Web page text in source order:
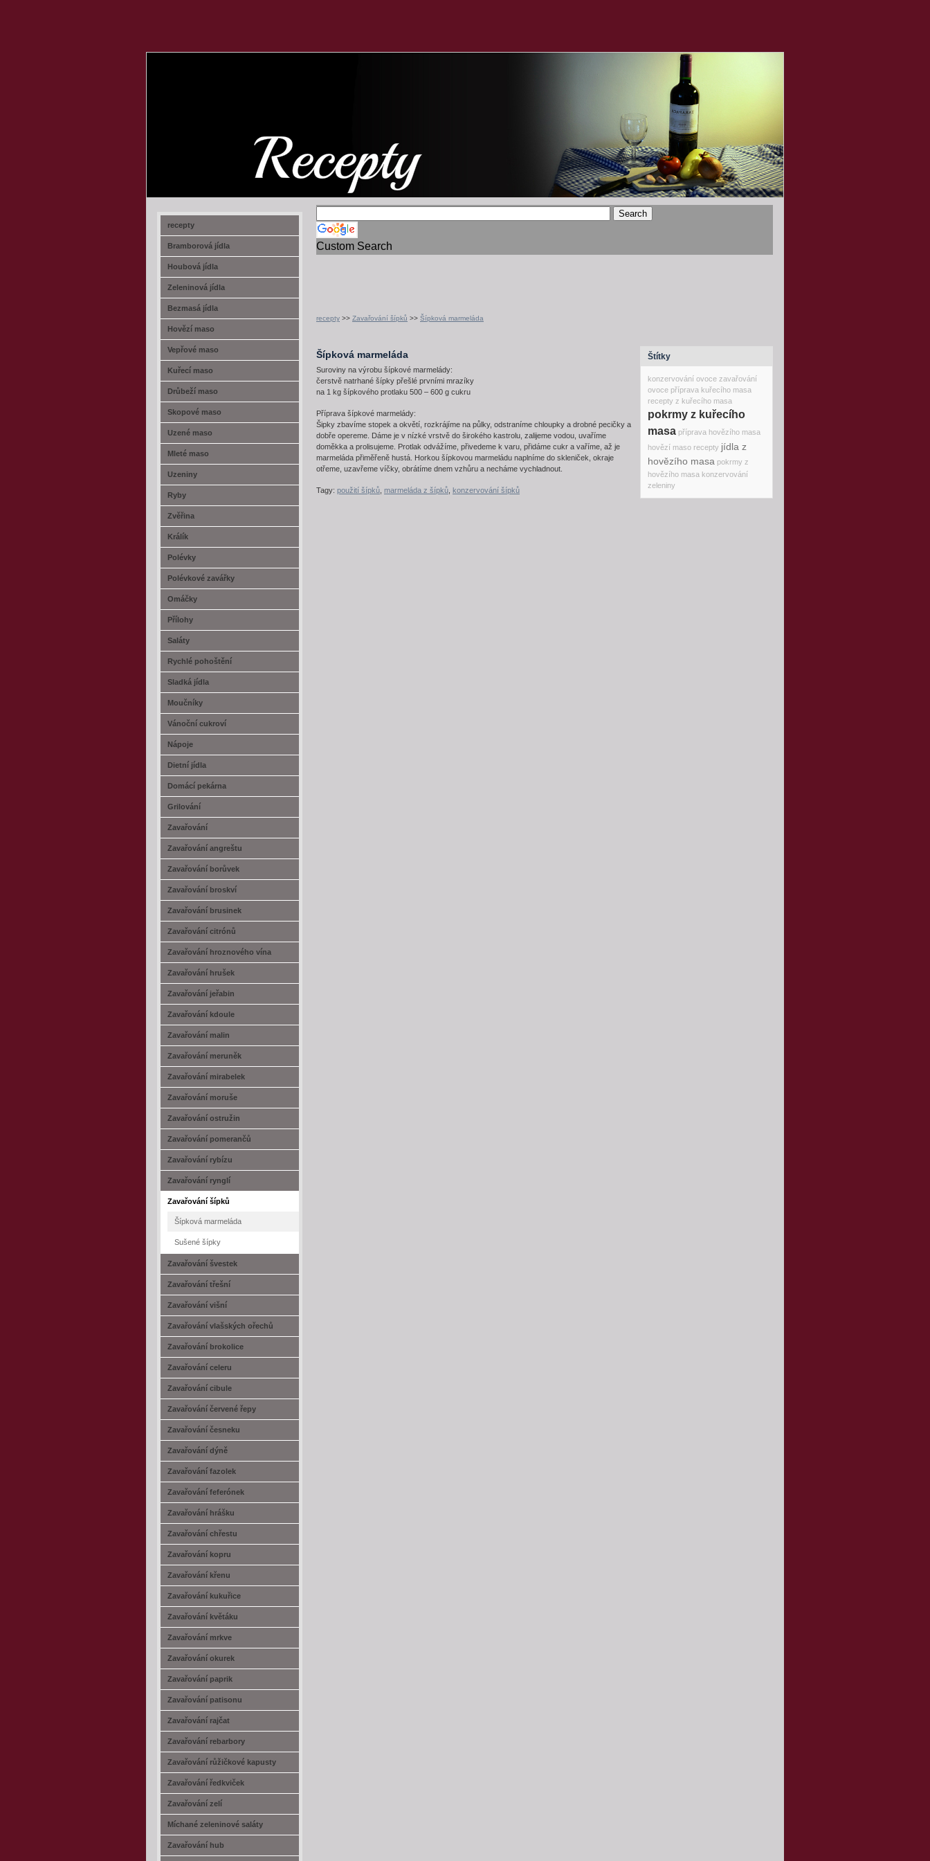
Custom Search
recepty >> Zavařování šípků >> Šípková marmeláda
Šípková marmeláda
Suroviny na výrobu šípkové marmelády:
čerstvě natrhané šípky přešlé prvními mrazíky
na 1 kg šípkového protlaku 500 – 600 g cukru
Příprava šípkové marmelády:
Šipky zbavíme stopek a okvětí, rozkrájíme na půlky, odstraníme chloupky a drobné pecičky a
dobře opereme. Dáme je v nízké vrstvě do širokého kastrolu, zalijeme vodou, uvaříme
doměkka a prolisujeme. Protlak odvážíme, přivedeme k varu, přidáme cukr a vaříme, až je
marmeláda přiměřeně hustá. Horkou šípkovou marmeládu naplníme do skleniček, okraje
otřeme, uzavřeme víčky, obrátíme dnem vzhůru a necháme vychladnout.
Tagy: použití šípků marmeláda z šípků konzervování šípků
Štítky
konzervování ovoce zavařování
ovoce příprava kuřecího masa
recepty z kuřecího masa
pokrmy z kuřecího
masa příprava hovězího masa
hovězí maso recepty jídla z
hovězího masa pokrmy z
hovězího masa konzervování
zeleniny
recepty
Bramborová jídla
Houbová jídla
Zeleninová jídla
Bezmasá jídla
Hovězí maso
Vepřové maso
Kuřecí maso
Drůbeží maso
Skopové maso
Uzené maso
Mleté maso
Uzeniny
Ryby
Zvěřina
Králík
Polévky
Polévkové zavářky
Omáčky
Přílohy
Saláty
Rychlé pohoštění
Sladká jídla
Moučníky
Vánoční cukroví
Nápoje
Dietní jídla
Domácí pekárna
Grilování
Zavařování
Zavařování angreštu
Zavařování borůvek
Zavařování broskví
Zavařování brusinek
Zavařování citrónů
Zavařování hroznového vína
Zavařování hrušek
Zavařování jeřabin
Zavařování kdoule
Zavařování malin
Zavařování meruněk
Zavařování mirabelek
Zavařování moruše
Zavařování ostružin
Zavařování pomerančů
Zavařování rybízu
Zavařování rynglí
Zavařování šípků
Šípková marmeláda
Sušené šípky
Zavařování švestek
Zavařování třešní
Zavařování višní
Zavařování vlašských ořechů
Zavařování brokolice
Zavařování celeru
Zavařování cibule
Zavařování červené řepy
Zavařování česneku
Zavařování dýně
Zavařování fazolek
Zavařování feferónek
Zavařování hrášku
Zavařování chřestu
Zavařování kopru
Zavařování křenu
Zavařování kukuřice
Zavařování květáku
Zavařování mrkve
Zavařování okurek
Zavařování paprik
Zavařování patisonu
Zavařování rajčat
Zavařování rebarbory
Zavařování růžičkové kapusty
Zavařování ředkviček
Zavařování zelí
Míchané zeleninové saláty
Zavařování hub